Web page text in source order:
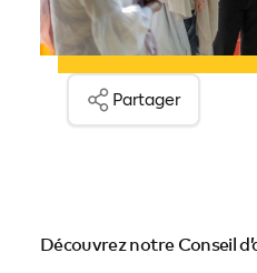
Partager
Découvrez notre Conseil